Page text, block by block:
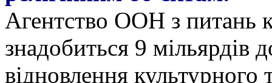
Агентство ООН з питань
знадобиться 9 мільярдів
відновлення культурного